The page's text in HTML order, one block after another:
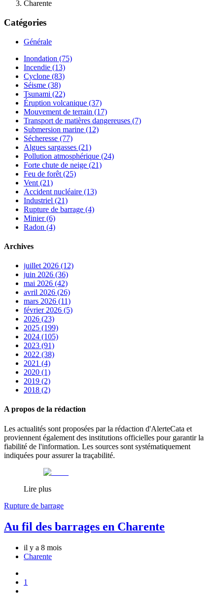
Charente
Catégories
Générale
Inondation (75)
Incendie (13)
Cyclone (83)
Séisme (38)
Tsunami (22)
Éruption volcanique (37)
Mouvement de terrain (17)
Transport de matières dangereuses (7)
Submersion marine (12)
Sécheresse (77)
Algues sargasses (21)
Pollution atmosphérique (24)
Forte chute de neige (21)
Feu de forêt (25)
Vent (21)
Accident nucléaire (13)
Industriel (21)
Rupture de barrage (4)
Minier (6)
Radon (4)
Archives
juillet 2026 (12)
juin 2026 (36)
mai 2026 (42)
avril 2026 (26)
mars 2026 (11)
février 2026 (5)
2026 (23)
2025 (199)
2024 (105)
2023 (91)
2022 (38)
2021 (4)
2020 (1)
2019 (2)
2018 (2)
A propos de la rédaction
Les actualités sont proposées par la rédaction d'AlerteCata et
proviennent également des institutions officielles pour garantir la
fiabilité de l'information. Les sources sont systématiquement
indiquées pour assurer la traçabilité.
Lire plus
Rupture de barrage
Au fil des barrages en Charente
il y a 8 mois
Charente
1